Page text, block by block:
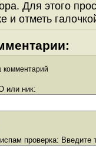
Для этого
и отметь
комментарий
или ник:
проверка: Введите